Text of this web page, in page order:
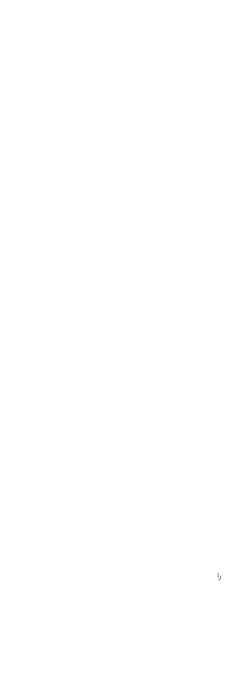
در برخی برندهای دیگر نیز مسیری مشابه دارند و با انتخاب گزینه Setting و Conditions باید گزینه دیگری مانند Backlight را